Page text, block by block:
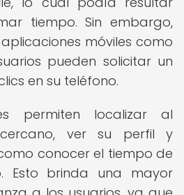
tiempo. Sin embargo,
móviles como
pueden solicitar un
en su teléfono.
permiten localizar al
ver su perfil y
conocer el tiempo de
Esto brinda una mayor